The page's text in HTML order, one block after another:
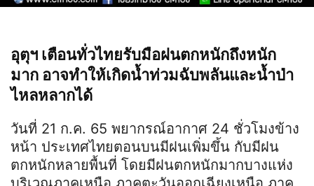
อุตุฯ เตือนทั่วไทยรับมือฝนตกหนักถึงหนัก
มาก อาจทำให้เกิดน้ำท่วมฉับพลันและน้ำป่า
ไหลหลากได้
วันที่ 21 ก.ค. 65 พยากรณ์อากาศ 24 ชั่วโมงข้าง
หน้า ประเทศไทยตอนบนมีฝนเพิ่มขึ้น กับมีฝน
ตกหนักหลายพื้นที่ โดยมีฝนตกหนักมากบางแห่ง